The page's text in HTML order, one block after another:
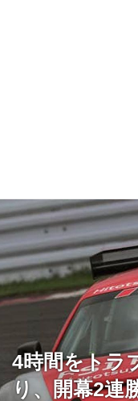
4時間をトラ
り、開幕2連